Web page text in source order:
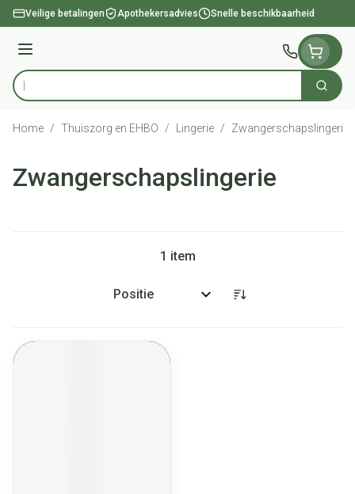
Ga naar de inhoud
Veilige betalingen Apothekersadvies Snelle beschikbaarheid
Menu
Product, merk, categorie... Zoek
Home / Thuiszorg en EHBO / Lingerie / Zwangerschapslingerie
Zwangerschapslingerie
1 item
Sorteer op: